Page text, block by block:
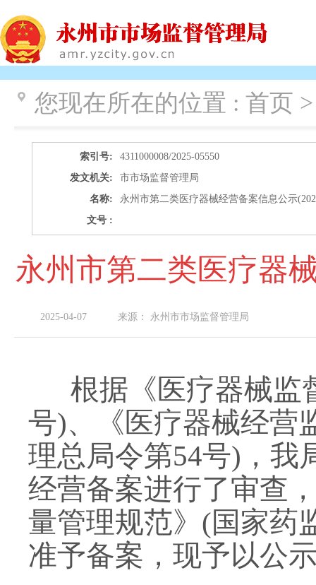
您现在所在的位置 : 首页
索引号:
4311000008/2025-05550
发文机关:
市市场监督管理局
名称:
永州市第二类医疗器械经营备案信息公示
文号 :
永州市第二类医疗器
2025-04-07 来源： 永州市市场监督管理局
根据《医疗器械监
号)、《医疗器械经营
理总局令第54号) ，
经营备案进行了审查
量管理规范》 (国家药
准予备案，现予以公